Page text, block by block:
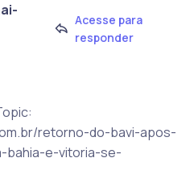
Acesse para
responder
retorno-do-bavi-apos-
bahia-e-vitoria-se-